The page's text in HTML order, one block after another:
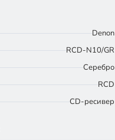
Denon
RCD-N10/GR
Серебро
RCD
CD-ресивер